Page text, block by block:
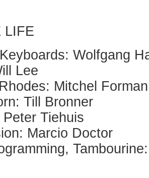
LIFE
Wolfgang
Lee
Mitchel Forman
Till Bronner
Tiehuis
Marcio Doctor